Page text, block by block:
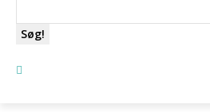
Søg!